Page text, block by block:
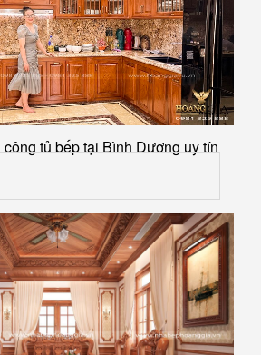
tủ bếp tại Bình Dương uy tín